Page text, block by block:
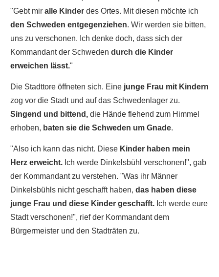
"Gebt mir alle Kinder des Ortes. Mit diesen möchte ich
den Schweden entgegenziehen. Wir werden sie bitten,
uns zu verschonen. Ich denke doch, dass sich der
Kommandant der Schweden durch die Kinder
erweichen lässt."
Die Stadttore öffneten sich. Eine junge Frau mit Kindern
zog vor die Stadt und auf das Schwedenlager zu.
Singend und bittend, die Hände flehend zum Himmel
erhoben, baten sie die Schweden um Gnade.
"Also ich kann das nicht. Diese Kinder haben mein
Herz erweicht. Ich werde Dinkelsbühl verschonen!", gab
der Kommandant zu verstehen. "Was ihr Männer
Dinkelsbühls nicht geschafft haben, das haben diese
junge Frau und diese Kinder geschafft. Ich werde eure
Stadt verschonen!", rief der Kommandant dem
Bürgermeister und den Stadträten zu.